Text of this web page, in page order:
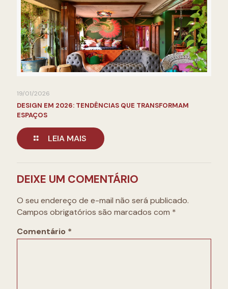
19/01/2026
DESIGN EM 2026: TENDÊNCIAS QUE TRANSFORMAM
ESPAÇOS
LEIA MAIS
DEIXE UM COMENTÁRIO
O seu endereço de e-mail não será publicado.
Campos obrigatórios são marcados com *
Comentário *